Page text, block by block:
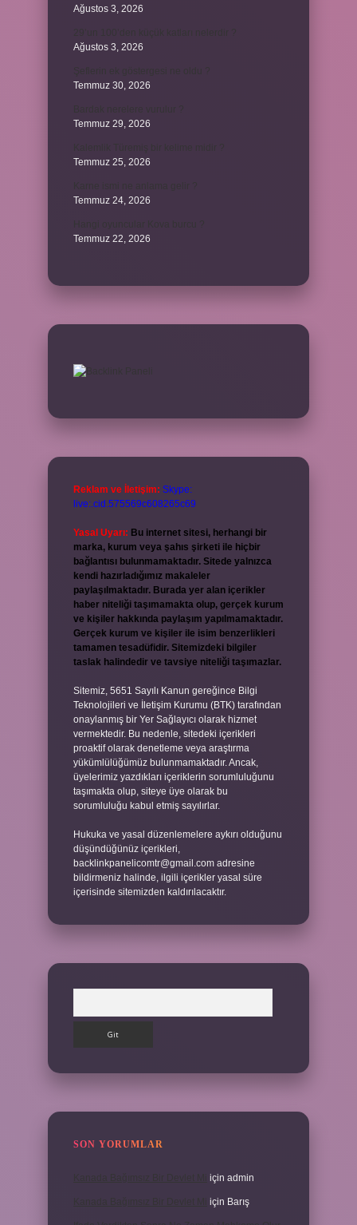
Ağustos 3, 2026
Ağustos 3, 2026
Temmuz 30, 2026
Temmuz 29, 2026
Temmuz 25, 2026
Temmuz 24, 2026
Temmuz 22, 2026
Reklam ve İletişim: Skype:
live:.cid.575569c608265c69
Yasal Uyarı: Bu internet sitesi, herhangi bir
marka, kurum veya şahıs şirketi ile hiçbir
bağlantısı bulunmamaktadır. Sitede yalnızca
kendi hazırladığımız makaleler
paylaşılmaktadır. Burada yer alan içerikler
haber niteliği taşımamakta olup, gerçek kurum
ve kişiler hakkında paylaşım yapılmamaktadır.
Gerçek kurum ve kişiler ile isim benzerlikleri
tamamen tesadüfidir. Sitemizdeki bilgiler
taslak halindedir ve tavsiye niteliği taşımazlar.
Sitemiz, 5651 Sayılı Kanun gereğince Bilgi
Teknolojileri ve İletişim Kurumu (BTK) tarafından
onaylanmış bir Yer Sağlayıcı olarak hizmet
vermektedir. Bu nedenle, sitedeki içerikleri
proaktif olarak denetleme veya araştırma
yükümlülüğümüz bulunmamaktadır. Ancak,
üyelerimiz yazdıkları içeriklerin sorumluluğunu
taşımakta olup, siteye üye olarak bu
sorumluluğu kabul etmiş sayılırlar.
Hukuka ve yasal düzenlemelere aykırı olduğunu
düşündüğünüz içerikleri,
backlinkpanelicomtr@gmail.com adresine
bildirmeniz halinde, ilgili içerikler yasal süre
içerisinde sitemizden kaldırılacaktır.
SON YORUMLAR
için admin
için Barış